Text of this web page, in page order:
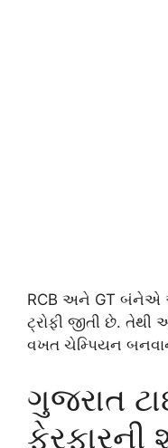
RCB અને GT બંનેએ
ટ્રોફી જીતી છે.
વખત ચેમ્પિયન
ગુજરાત